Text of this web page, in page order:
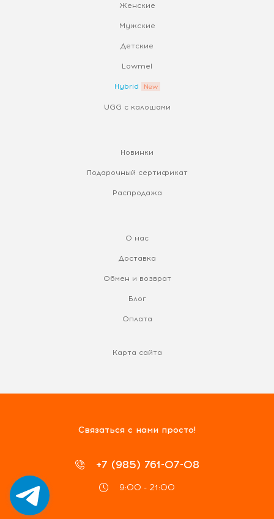
Женские
Мужские
Детские
Lowmel
Hybrid
UGG с калошами
Новинки
Подарочный сертификат
Распродажа
О нас
Доставка
Обмен и возврат
Блог
Оплата
Карта сайта
Связаться с нами просто!
+7 (985) 761-07-08
9:00 - 21:00